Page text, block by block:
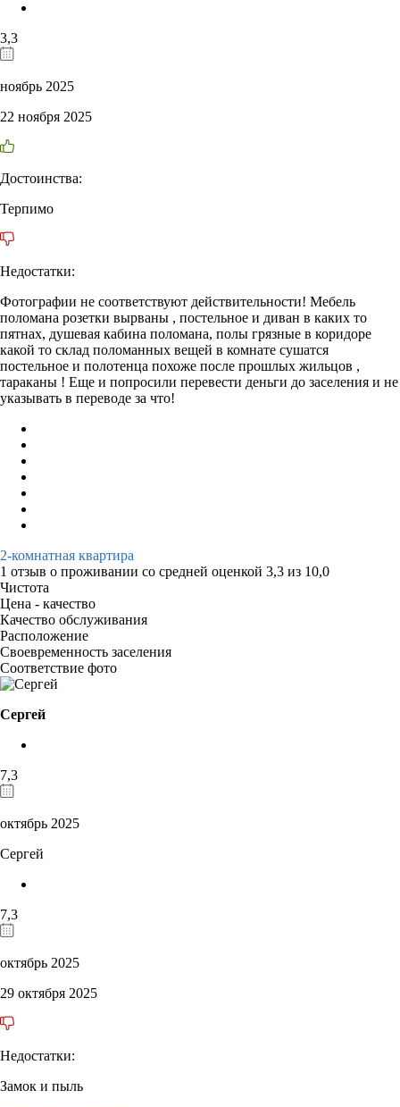
3,3
ноябрь 2025
22 ноября 2025
Достоинства:
Терпимо
Недостатки:
Фотографии не соответствуют действительности! Мебель
поломана розетки вырваны , постельное и диван в каких то
пятнах, душевая кабина поломана, полы грязные в коридоре
какой то склад поломанных вещей в комнате сушатся
постельное и полотенца похоже после прошлых жильцов ,
тараканы ! Еще и попросили перевести деньги до заселения и не
указывать в переводе за что!
2-комнатная квартира
1 отзыв о проживании со средней оценкой 3,3 из 10,0
Чистота
Цена - качество
Качество обслуживания
Расположение
Своевременность заселения
Соответствие фото
Сергей
7,3
октябрь 2025
Сергей
7,3
октябрь 2025
29 октября 2025
Недостатки:
Замок и пыль